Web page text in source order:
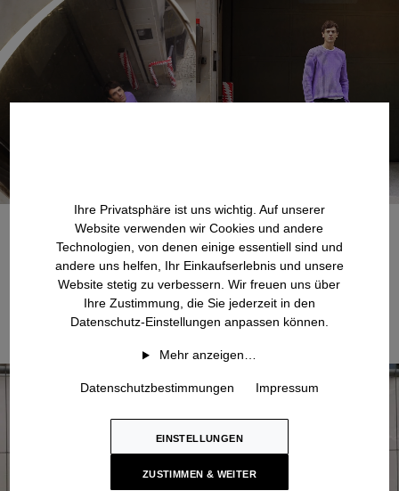
Ihre Privatsphäre ist uns wichtig. Auf unserer
Website verwenden wir Cookies und andere
Technologien, von denen einige essentiell sind und
andere uns helfen, Ihr Einkaufserlebnis und unsere
Website stetig zu verbessern. Wir freuen uns über
Ihre Zustimmung, die Sie jederzeit in den
Datenschutz-Einstellungen anpassen können.
Mehr anzeigen…
Datenschutzbestimmungen Impressum
EINSTELLUNGEN
ZUSTIMMEN & WEITER